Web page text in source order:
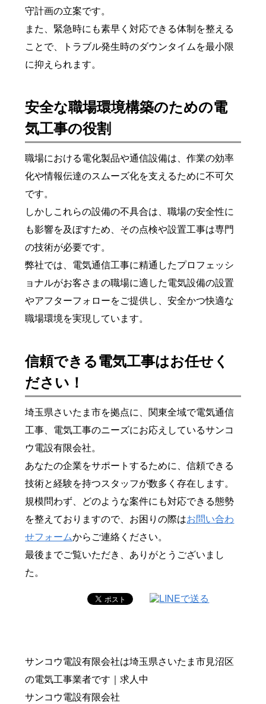
守計画の立案です。
また、緊急時にも素早く対応できる体制を整える
ことで、トラブル発生時のダウンタイムを最小限
に抑えられます。
安全な職場環境構築のための電
気工事の役割
職場における電化製品や通信設備は、作業の効率
化や情報伝達のスムーズ化を支えるために不可欠
です。
しかしこれらの設備の不具合は、職場の安全性に
も影響を及ぼすため、その点検や設置工事は専門
の技術が必要です。
弊社では、電気通信工事に精通したプロフェッシ
ョナルがお客さまの職場に適した電気設備の設置
やアフターフォローをご提供し、安全かつ快適な
職場環境を実現しています。
信頼できる電気工事はお任せく
ださい！
埼玉県さいたま市を拠点に、関東全域で電気通信
工事、電気工事のニーズにお応えしているサンコ
ウ電設有限会社。
あなたの企業をサポートするために、信頼できる
技術と経験を持つスタッフが数多く存在します。
規模問わず、どのような案件にも対応できる態勢
を整えておりますので、お困りの際はお問い合わ
せフォームからご連絡ください。
最後までご覧いただき、ありがとうございまし
た。
サンコウ電設有限会社は埼玉県さいたま市見沼区
の電気工事業者です｜求人中
サンコウ電設有限会社